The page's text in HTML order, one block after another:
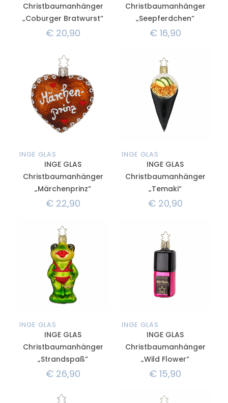
Christbaumanhänger
„Coburger Bratwurst“
€20,90
Christbaumanhänger
„Seepferdchen“
€16,90
INGE GLAS
INGE GLAS
Christbaumanhänger
„Märchenprinz“
€22,90
INGE GLAS
INGE GLAS
Christbaumanhänger
„Temaki“
€20,90
INGE GLAS
INGE GLAS
Christbaumanhänger
„Strandspaß“
€26,90
INGE GLAS
INGE GLAS
Christbaumanhänger
„Wild Flower“
€ 15,90